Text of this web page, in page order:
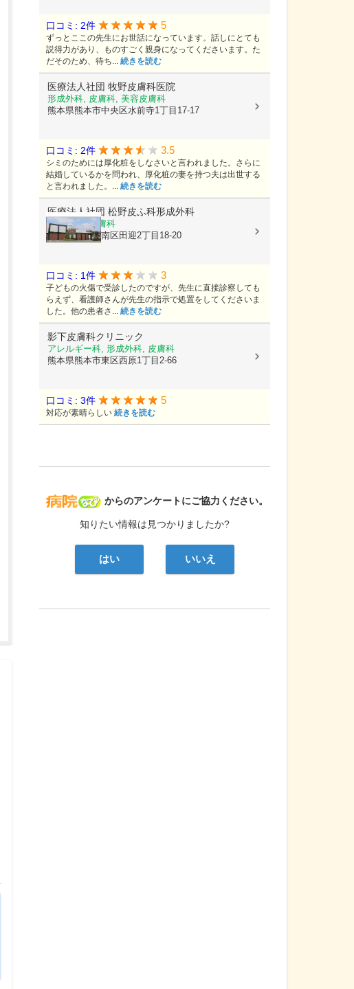
病院なび
からのアンケートにご協力ください。
知りたい情報は見つかりましたか?
はい いいえ
口コミ: 2件 5
ずっとここの先生にお世話になっています。話しにとても
説得力があり、ものすごく親身になってくださいます。た
だそのため、待ち... 続きを読む
医療法人社団 牧野皮膚科医院
形成外科, 皮膚科, 美容皮膚科
熊本県熊本市中央区水前寺1丁目17-17
口コミ: 2件 3.5
シミのためには厚化粧をしなさいと言われました。さらに
結婚しているかを問われ、厚化粧の妻を持つ夫は出世する
と言われました。... 続きを読む
医療法人社団 松野皮ふ科形成外科
形成外科, 皮膚科
熊本県熊本市南区田迎2丁目18-20
口コミ: 1件 3
子どもの火傷で受診したのですが、先生に直接診察しても
らえず、看護師さんが先生の指示で処置をしてくださいま
した。他の患者さ... 続きを読む
影下皮膚科クリニック
アレルギー科, 形成外科, 皮膚科
熊本県熊本市東区西原1丁目2-66
口コミ: 3件 5
対応が素晴らしい 続きを読む